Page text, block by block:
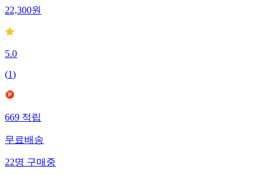
22,300원
5.0
(1)
669적립
무료배송
22명구매중